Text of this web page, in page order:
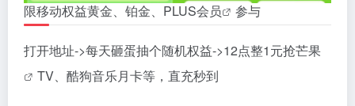
限移动权益黄金、铂金、PLUS会员 参与
打开地址->每天砸蛋抽个随机权益->12点整1元抢芒果
TV、酷狗音乐月卡等，直充秒到